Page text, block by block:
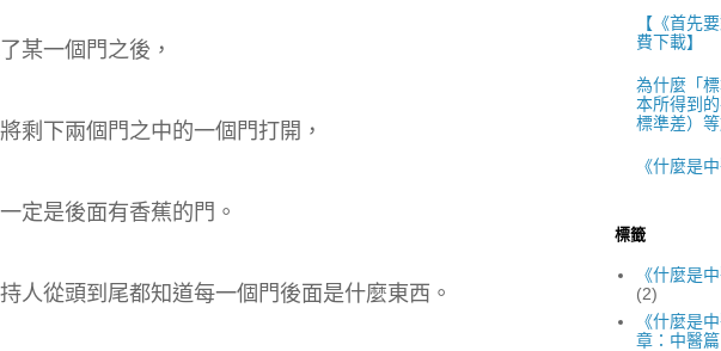
某一個門之後，
剩下兩個門之中的一個門打開，
定是後面有香蕉的門。
人從頭到尾都知道每一個門後面是什麼東西。
【《首先
費下載】
為什麼「
本所得到
標準差）
《什麼是
標籤
《什麼是
(2)
《什麼是
章：中醫篇